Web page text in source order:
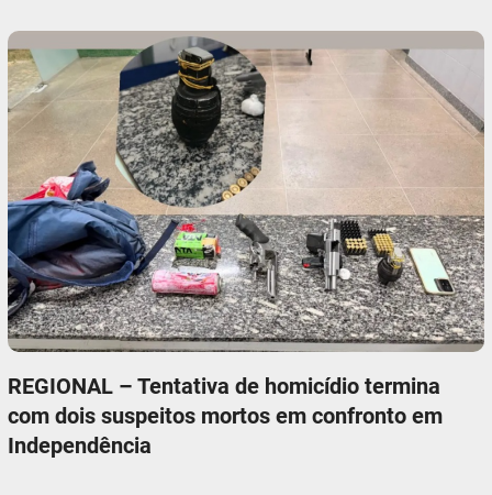
REGIONAL – Tentativa de homicídio termina
com dois suspeitos mortos em confronto em
Independência